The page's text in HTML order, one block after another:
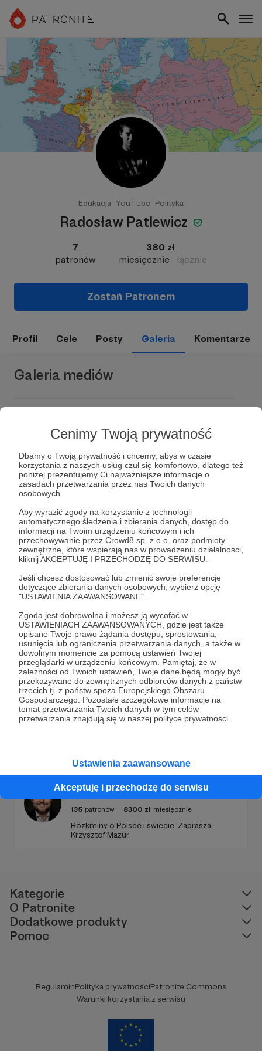
Cenimy Twoją prywatność
Dbamy o Twoją prywatność i chcemy, abyś w czasie
korzystania z naszych usług czuł się komfortowo, dlatego też
poniżej prezentujemy Ci najważniejsze informacje o
zasadach przetwarzania przez nas Twoich danych
osobowych.
Aby wyrazić zgody na korzystanie z technologii
automatycznego śledzenia i zbierania danych, dostęp do
informacji na Twoim urządzeniu końcowym i ich
przechowywanie przez Crowd8 sp. z o.o. oraz podmioty
zewnętrzne, które wspierają nas w prowadzeniu działalności,
kliknij AKCEPTUJĘ I PRZECHODZĘ DO SERWISU.
Jeśli chcesz dostosować lub zmienić swoje preferencje
dotyczące zbierania danych osobowych, wybierz opcję
"USTAWIENIA ZAAWANSOWANE".
Zgoda jest dobrowolna i możesz ją wycofać w
USTAWIENIACH ZAAWANSOWANYCH, gdzie jest także
opisane Twoje prawo żądania dostępu, sprostowania,
usunięcia lub ograniczenia przetwarzania danych, a także w
dowolnym momencie za pomocą ustawień Twojej
przeglądarki w urządzeniu końcowym. Pamiętaj, że w
zależności od Twoich ustawień, Twoje dane będą mogły być
przekazywane do zewnętrznych odbiorców danych z państw
trzecich tj. z państw spoza Europejskiego Obszaru
Gospodarczego. Pozostałe szczegółowe informacje na
temat przetwarzania Twoich danych w tym celów
przetwarzania znajdują się w naszej polityce prywatności.
Ustawienia zaawansowane
Akceptuję i przechodzę do serwisu
Edukacja YouTube Polityka
Radosław Patlewicz
7
patronów
380 zł
miesięcznie
łącznie
Zostań Patronem
Profil Cele Posty Galeria Komentarze
Galeria mediów
Dołącz do grona Patronów!
Wesprzyj działalność AutoraRadosław Patlewicz
teraz!
Zostań Patronem
Promowani autorzy
Zwierz popkulturalny
102 patronów 1015 zł miesięcznie
Zwierz Popkulturalny to blog na którym
treści. Blog został założony w 2009 roku i od
tego czasu tworzę wokół niego społeczność
Krzysztof Mazur. Geoekonomia
135 patronów 8300 zł miesięcznie
Rozkminy o Polsce i świecie. Zaprasza
Krzysztof Mazur.
Kategorie
O Patronite
Dodatkowe produkty
Pomoc
RegulaminPolityka prywatnościPatronite Commons
Warunki korzystania z serwisu